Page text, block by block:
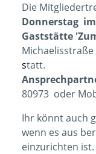
Die
Donnerstag
Gaststätte
Michaelisstraße
statt.
80973 oder
Ihr könnt auch
wenn es aus
einzurichten